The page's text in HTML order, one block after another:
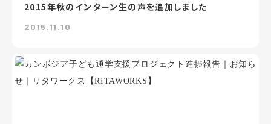
2015年秋のインターン生の声を追加しました
2015.11.10